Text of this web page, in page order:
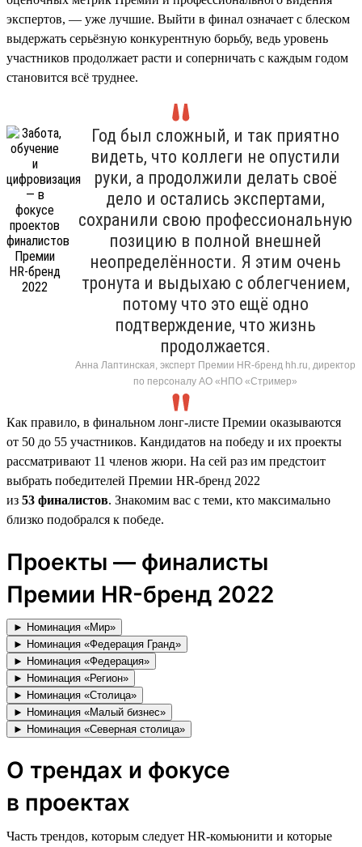
экспертов, — уже лучшие. Выйти в финал означает с блеском
выдержать серьёзную конкурентную борьбу, ведь уровень
участников продолжает расти и соперничать с каждым годом
становится всё труднее.
Год был сложный, и так приятно
видеть, что коллеги не опустили
руки, а продолжили делать своё
дело и остались экспертами,
сохранили свою профессиональную
позицию в полной внешней
неопределённости. Я этим очень
тронута и выдыхаю с облегчением,
потому что это ещё одно
подтверждение, что жизнь
продолжается.
Анна Лаптинская, эксперт Премии HR-бренд hh.ru, директор
по персоналу АО «НПО «Стример»
Как правило, в финальном лонг-листе Премии оказываются
от 50 до 55 участников. Кандидатов на победу и их проекты
рассматривают 11 членов жюри. На сей раз им предстоит
выбрать победителей Премии HR-бренд 2022
из 53 финалистов. Знакомим вас с теми, кто максимально
близко подобрался к победе.
Проекты — финалисты
Премии HR-бренд 2022
► Номинация «Мир»
► Номинация «Федерация Гранд»
► Номинация «Федерация»
► Номинация «Регион»
► Номинация «Столица»
► Номинация «Малый бизнес»
► Номинация «Северная столица»
О трендах и фокусе
в проектах
Часть трендов, которым следует HR-комьюнити и которые